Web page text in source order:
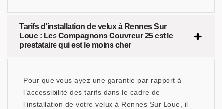
Tarifs d’installation de velux à Rennes Sur
Loue : Les Compagnons Couvreur 25 est le
prestataire qui est le moins cher
Pour que vous ayez une garantie par rapport à
l’accessibilité des tarifs dans le cadre de
l’installation de votre velux à Rennes Sur Loue, il